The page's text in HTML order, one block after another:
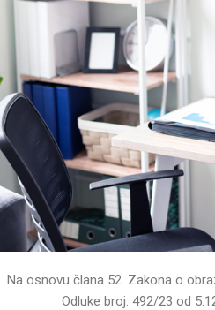
Na osnovu člana 52. Zakona o
Odluke broj: 492/23 od